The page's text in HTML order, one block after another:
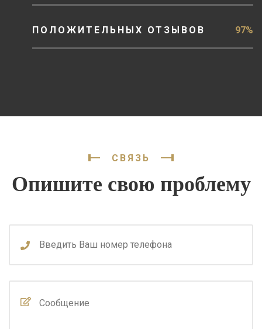
ПОЛОЖИТЕЛЬНЫХ ОТЗЫВОВ 97%
СВЯЗЬ
Опишите свою проблему